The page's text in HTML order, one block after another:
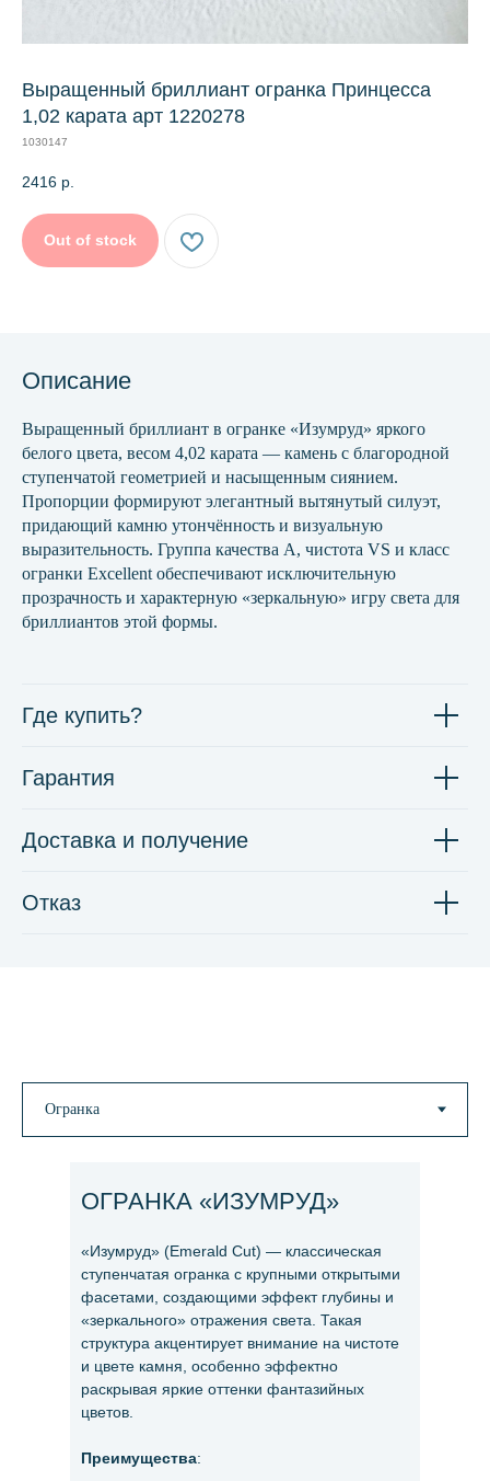
Выращенный бриллиант огранка Принцесса
1,02 карата арт 1220278
1030147
2416 р.
Out of stock
Описание
Выращенный бриллиант в огранке «Изумруд» яркого
белого цвета, весом 4,02 карата — камень с благородной
ступенчатой геометрией и насыщенным сиянием.
Пропорции формируют элегантный вытянутый силуэт,
придающий камню утончённость и визуальную
выразительность. Группа качества А, чистота VS и класс
огранки Excellent обеспечивают исключительную
прозрачность и характерную «зеркальную» игру света для
бриллиантов этой формы.
Где купить?
Гарантия
Доставка и получение
Отказ
«Изумруд» (Emerald Cut) — классическая
ступенчатая огранка с крупными открытыми
фасетами, создающими эффект глубины и
«зеркального» отражения света. Такая
структура акцентирует внимание на чистоте
и цвете камня, особенно эффектно
раскрывая яркие оттенки фантазийных
цветов.
Преимущества:
ОГРАНКА «ИЗУМРУД»